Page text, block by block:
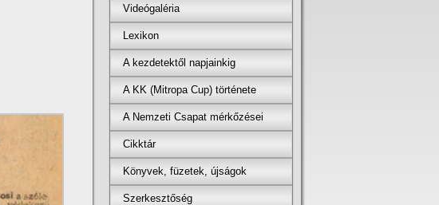
Videógaléria
Lexikon
A kezdetektől napjainkig
A KK (Mitropa Cup) története
A Nemzeti Csapat mérkőzései
Cikktár
Könyvek, füzetek, újságok
Szerkesztőség